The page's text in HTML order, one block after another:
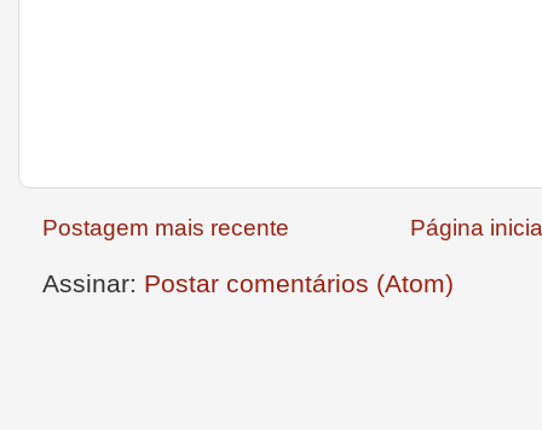
Postagem mais recente Página
Assinar: Postar comentários (Atom)